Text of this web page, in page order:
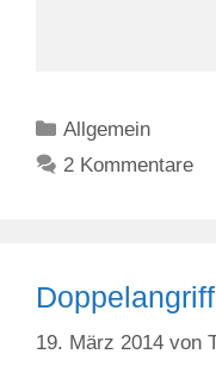
Kategorien
Allgemein
2 Kommentare
19. März 2014 von